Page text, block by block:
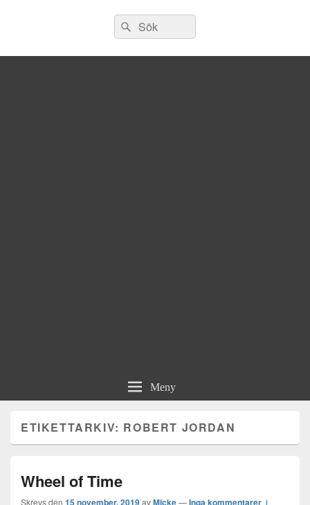
Sök
efter:
Sök
Meny
ETIKETTARKIV: ROBERT JORDAN
Wheel of Time
Skrevs den 15 november, 2019avMicke—Inga kommentarer ↓